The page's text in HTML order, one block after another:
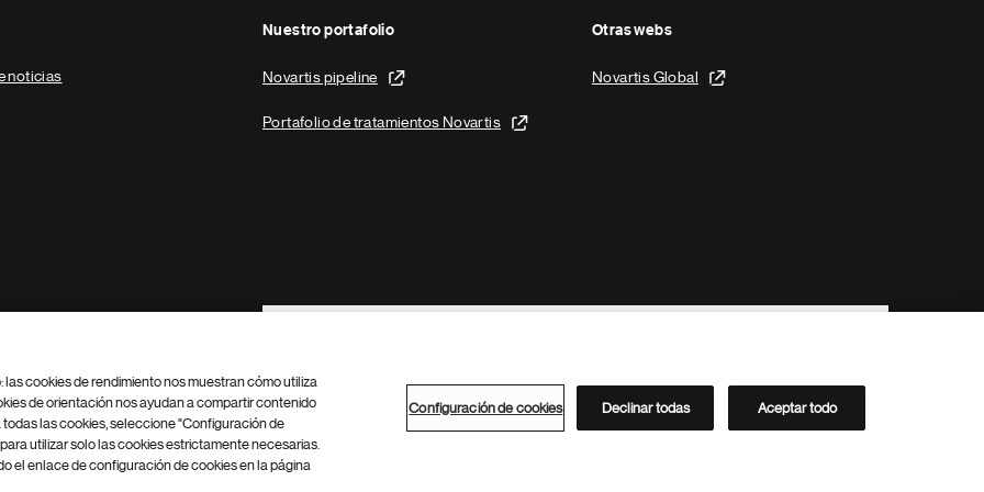
noticias
Nuestro portafolio
Novartis pipeline
Portafolio de tratamientos Novartis
Otras webs
Novartis Global
Footer Site Search
Configuración de cookies Mapa del sitio
Directorio de Novartis
cookies de rendimiento nos muestran cómo utiliza
de orientación nos ayudan a compartir contenido
las cookies, seleccione "Configuración de
utilizar solo las cookies estrictamente necesarias.
el enlace de configuración de cookies en la página
Configuración de cookies Declinar todas Aceptar todo